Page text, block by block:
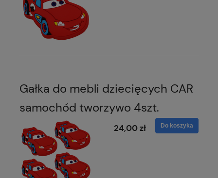
Gałka do mebli dziecięcych CAR
samochód tworzywo 4szt.
24,00 zł Do koszyka